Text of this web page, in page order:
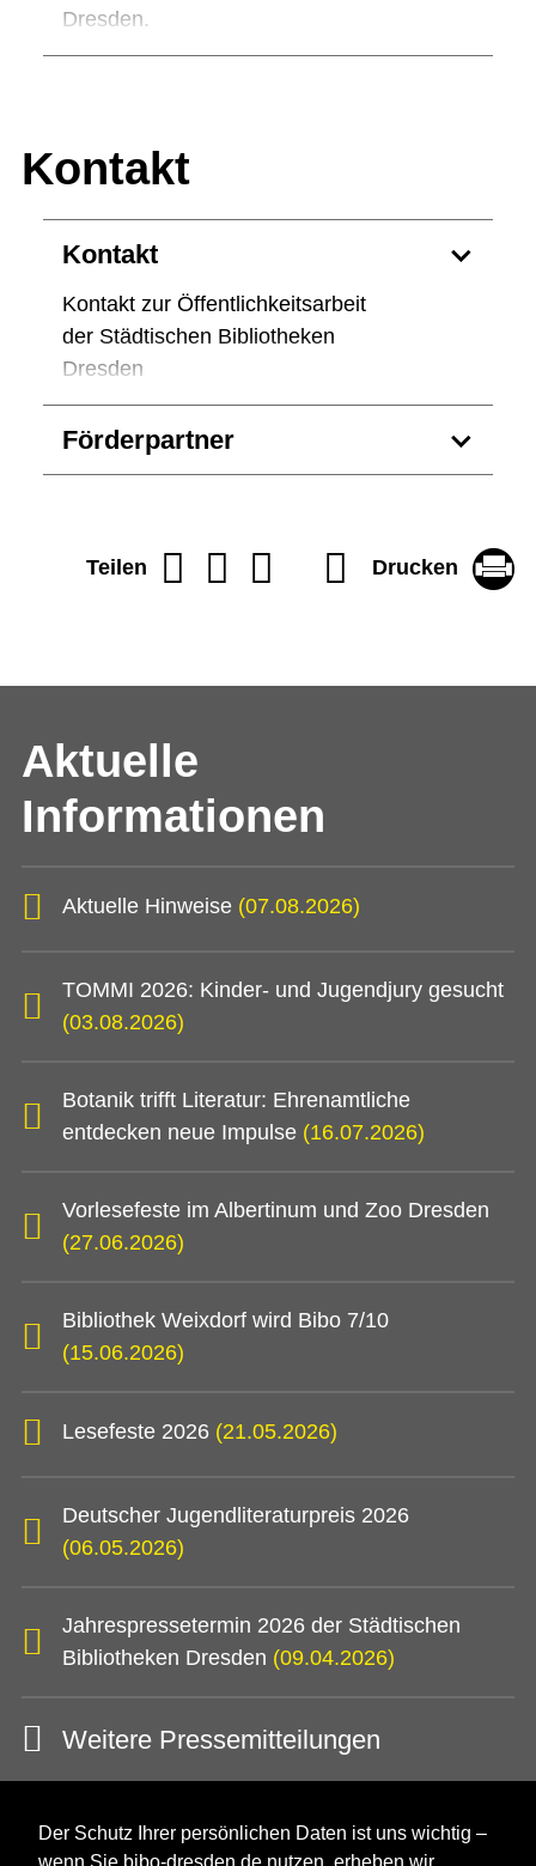
Der Schutz Ihrer persönlichen Daten ist uns wichtig –
Dresden.
Kontakt
Kontakt
Kontakt zur Öffentlichkeitsarbeit
der Städtischen Bibliotheken
Dresden
Förderpartner
Teilen Drucken
Aktuelle
Informationen
Aktuelle Hinweise (07.08.2026)
TOMMI 2026: Kinder- und Jugendjury gesucht
(03.08.2026)
Botanik trifft Literatur: Ehrenamtliche
entdecken neue Impulse (16.07.2026)
Vorlesefeste im Albertinum und Zoo Dresden
(27.06.2026)
Bibliothek Weixdorf wird Bibo 7/10
(15.06.2026)
Lesefeste 2026 (21.05.2026)
Deutscher Jugendliteraturpreis 2026
(06.05.2026)
Jahrespressetermin 2026 der Städtischen
Bibliotheken Dresden (09.04.2026)
Weitere Pressemitteilungen